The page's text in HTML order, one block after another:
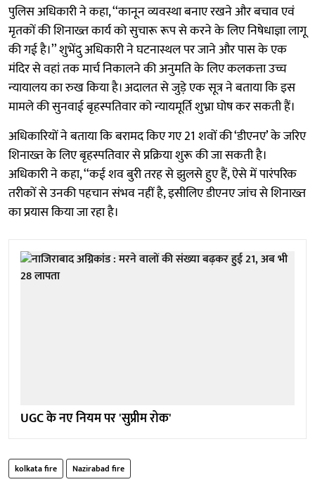
पुलिस अधिकारी ने कहा, ‘‘कानून व्यवस्था बनाए रखने और बचाव एवं
मृतकों की शिनाख्त कार्य को सुचारू रूप से करने के लिए निषेधाज्ञा लागू
की गई है।’’ शुभेंदु अधिकारी ने घटनास्थल पर जाने और पास के एक
मंदिर से वहां तक मार्च निकालने की अनुमति के लिए कलकत्ता उच्च
न्यायालय का रुख किया है। अदालत से जुड़े एक सूत्र ने बताया कि इस
मामले की सुनवाई बृहस्पतिवार को न्यायमूर्ति शुभ्रा घोष कर सकती हैं।
अधिकारियों ने बताया कि बरामद किए गए 21 शवों की ‘डीएनए’ के जरिए
शिनाख्त के लिए बृहस्पतिवार से प्रक्रिया शुरू की जा सकती है।
अधिकारी ने कहा, ‘‘कई शव बुरी तरह से झुलसे हुए हैं, ऐसे में पारंपरिक
तरीकों से उनकी पहचान संभव नहीं है, इसीलिए डीएनए जांच से शिनाख्त
का प्रयास किया जा रहा है।
UGC के नए नियम पर 'सुप्रीम रोक'
kolkata fire Nazirabad fire